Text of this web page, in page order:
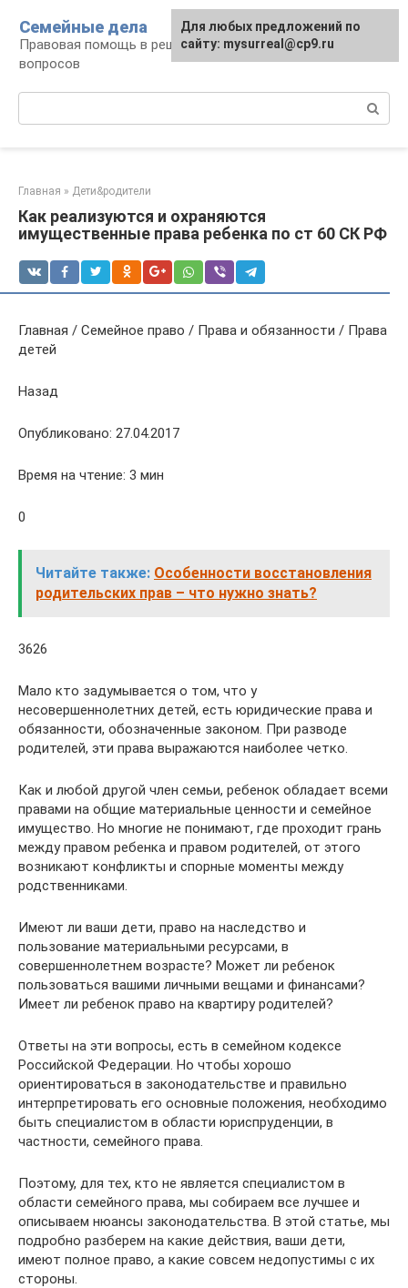
контенту
Семейные дела
Правовая помощь в решении семейных
вопросов
Главная » Дети&родители
Как реализуются и охраняются
имущественные права ребенка по ст 60 СК РФ
Главная / Семейное право / Права и обязанности / Права
детей
Назад
Опубликовано: 27.04.2017
Время на чтение: 3 мин
0
Читайте также: Особенности восстановления
родительских прав – что нужно знать?
3626
Мало кто задумывается о том, что у
несовершеннолетних детей, есть юридические права и
обязанности, обозначенные законом. При разводе
родителей, эти права выражаются наиболее четко.
Как и любой другой член семьи, ребенок обладает всеми
правами на общие материальные ценности и семейное
имущество. Но многие не понимают, где проходит грань
между правом ребенка и правом родителей, от этого
возникают конфликты и спорные моменты между
родственниками.
Имеют ли ваши дети, право на наследство и
пользование материальными ресурсами, в
совершеннолетнем возрасте? Может ли ребенок
пользоваться вашими личными вещами и финансами?
Имеет ли ребенок право на квартиру родителей?
Ответы на эти вопросы, есть в семейном кодексе
Российской Федерации. Но чтобы хорошо
ориентироваться в законодательстве и правильно
интерпретировать его основные положения, необходимо
быть специалистом в области юриспруденции, в
частности, семейного права.
Поэтому, для тех, кто не является специалистом в
области семейного права, мы собираем все лучшее и
описываем нюансы законодательства. В этой статье, мы
подробно разберем на какие действия, ваши дети,
имеют полное право, а какие совсем недопустимы с их
стороны.
Для любых предложений по
сайту: mysurreal@cp9.ru